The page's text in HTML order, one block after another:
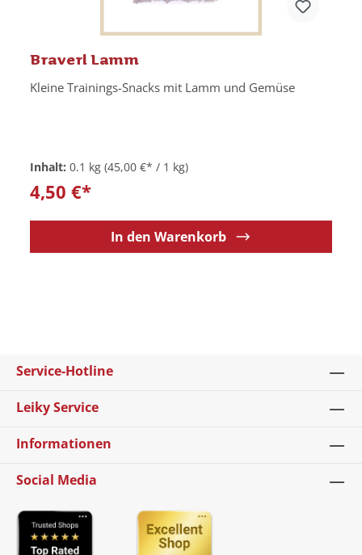
Braverl Lamm
Kleine Trainings-Snacks mit Lamm und Gemüse
Inhalt: 0.1 kg (45,00 €* / 1 kg)
4,50 €*
In den Warenkorb
Service-Hotline
Leiky Service
Informationen
Social Media